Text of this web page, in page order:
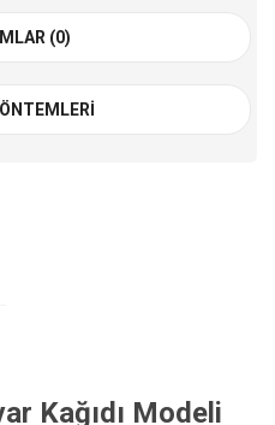
(0)
Kağıdı Modeli